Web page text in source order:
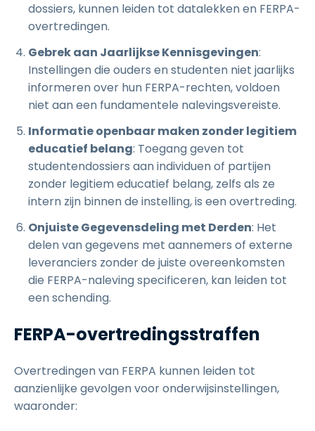
dossiers, kunnen leiden tot datalekken en FERPA-
overtredingen.
Gebrek aan Jaarlijkse Kennisgevingen:
Instellingen die ouders en studenten niet jaarlijks
informeren over hun FERPA-rechten, voldoen
niet aan een fundamentele nalevingsvereiste.
Informatie openbaar maken zonder legitiem
educatief belang: Toegang geven tot
studentendossiers aan individuen of partijen
zonder legitiem educatief belang, zelfs als ze
intern zijn binnen de instelling, is een overtreding.
Onjuiste Gegevensdeling met Derden: Het
delen van gegevens met aannemers of externe
leveranciers zonder de juiste overeenkomsten
die FERPA-naleving specificeren, kan leiden tot
een schending.
FERPA-overtredingsstraffen
Overtredingen van FERPA kunnen leiden tot
aanzienlijke gevolgen voor onderwijsinstellingen,
waaronder: